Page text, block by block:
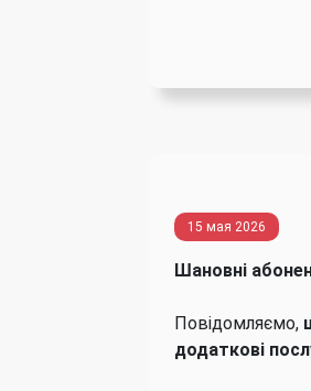
15 мая 2026
Шановні
Повідомляємо,
додаткові